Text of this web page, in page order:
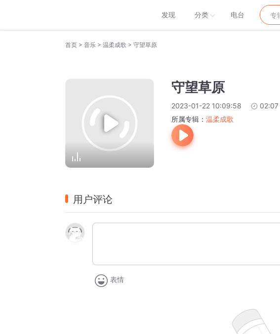
发现 分类 电台
首页 > 音乐 > 温柔成歌 > 守望草原
守望草原
2023-01-22 10:09:58 02:07
所属专辑： 温柔成歌
用户评论
表情